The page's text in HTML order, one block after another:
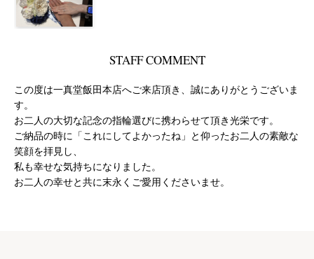
STAFF COMMENT
この度は一真堂飯田本店へご来店頂き、誠にありがとうございま
す。
お二人の大切な記念の指輪選びに携わらせて頂き光栄です。
ご納品の時に「これにしてよかったね」と仰ったお二人の素敵な
笑顔を拝見し、
私も幸せな気持ちになりました。
お二人の幸せと共に末永くご愛用くださいませ。